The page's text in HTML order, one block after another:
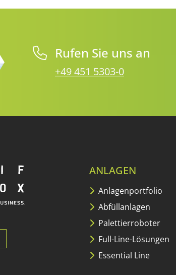
Rufen Sie uns an
+49 451 5303-0
ANLAGEN
Anlagenportfolio
Abfüllanlagen
Palettierroboter
Full-Line-Lösungen
Essential Line